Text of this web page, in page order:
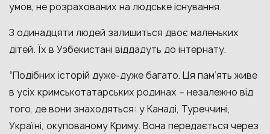
умов, не розрахованих на людське існування.
З одинадцяти людей залишиться двоє маленьких
дітей. Їх в Узбекистані віддадуть до інтернату.
“Подібних історій дуже-дуже багато. Ця пам’ять живе
в усіх кримськотатарських родинах – незалежно від
того, де вони знаходяться: у Канаді, Туреччині,
Україні, окупованому Криму. Вона передається через